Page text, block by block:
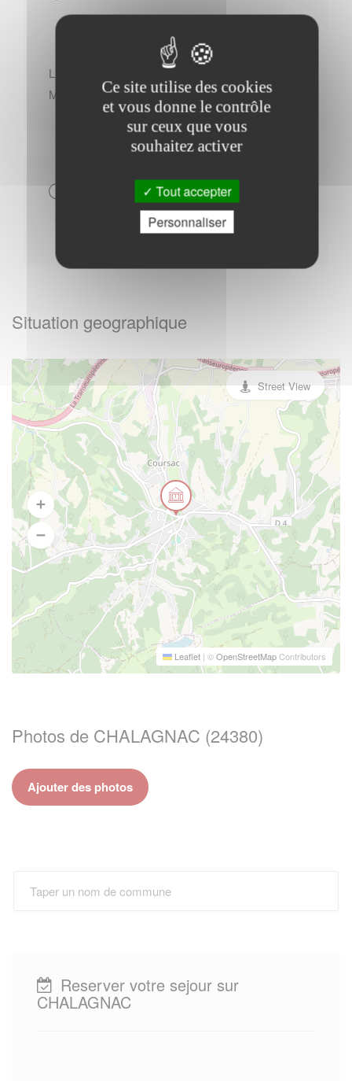
Lundi : - 08h30 à 12h30 - 14h00 à 18h00
Mercredi : - 08h30 à 12h30
Situation geographique
Leaflet | ©OpenStreetMapContributors
Street View
Photos de CHALAGNAC (24380)
Ajouter des photos
Reserver votre sejour sur
CHALAGNAC
Ce site utilise des cookies
et vous donne le contrôle
sur ceux que vous
souhaitez activer
Tout accepter
Personnaliser